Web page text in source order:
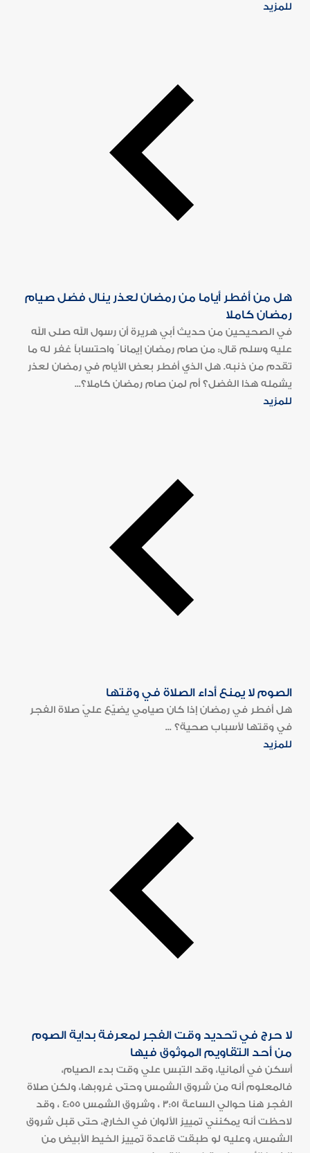
للمزيد
هل من أفطر أياما من رمضان لعذر ينال فضل صيام
رمضان كاملا
في الصحيحين من حديث أبي هريرة أن رسول الله صلى الله
عليه وسلم قال: من صام رمضان إيمانا ً واحتساباً غفر له ما
تقدم من ذنبه. هل الذي أفطر بعض الأيام في رمضان لعذر
يشمله هذا الفضل؟ أم لمن صام رمضان كاملا؟...
للمزيد
الصوم لا يمنع أداء الصلاة في وقتها
هل أفطر في رمضان إذا كان صيامي يضيّع عليّ صلاة الفجر
في وقتها لأسباب صحية؟ ...
للمزيد
لا حرج في تحديد وقت الفجر لمعرفة بداية الصوم
من أحد التقاويم الموثوق فيها
أسكن في ألمانيا، وقد التبس علي وقت بدء الصيام،
فالمعلوم أنه من شروق الشمس وحتى غروبها، ولكن صلاة
الفجر هنا حوالي الساعة 3:51 ، وشروق الشمس 4:55 ، وقد
لاحظت أنه يمكنني تمييز الألوان في الخارج، حتى قبل شروق
الشمس، وعليه لو طبقت قاعدة تمييز الخيط الأبيض من